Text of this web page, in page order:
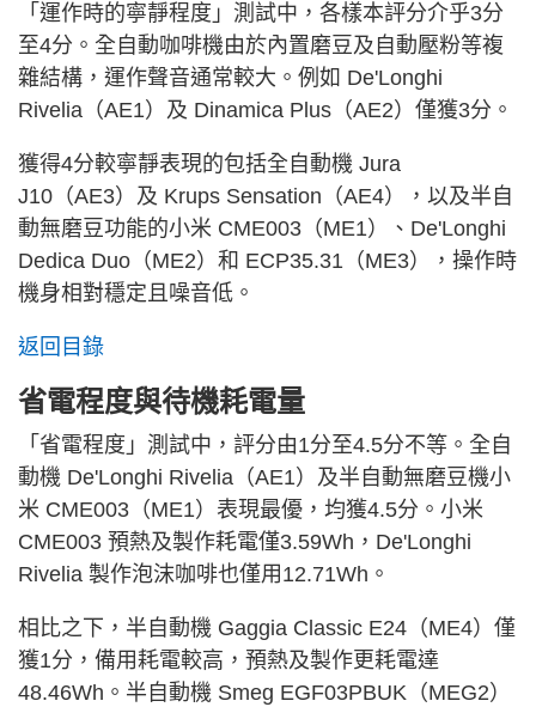
「運作時的寧靜程度」測試中，各樣本評分介乎3分
至4分。全自動咖啡機由於內置磨豆及自動壓粉等複
雜結構，運作聲音通常較大。例如 De'Longhi
Rivelia（AE1）及 Dinamica Plus（AE2）僅獲3分。
獲得4分較寧靜表現的包括全自動機 Jura
J10（AE3）及 Krups Sensation（AE4），以及半自
動無磨豆功能的小米 CME003（ME1）、De'Longhi
Dedica Duo（ME2）和 ECP35.31（ME3），操作時
機身相對穩定且噪音低。
返回目錄
省電程度與待機耗電量
「省電程度」測試中，評分由1分至4.5分不等。全自
動機 De'Longhi Rivelia（AE1）及半自動無磨豆機小
米 CME003（ME1）表現最優，均獲4.5分。小米
CME003 預熱及製作耗電僅3.59Wh，De'Longhi
Rivelia 製作泡沫咖啡也僅用12.71Wh。
相比之下，半自動機 Gaggia Classic E24（ME4）僅
獲1分，備用耗電較高，預熱及製作更耗電達
48.46Wh。半自動機 Smeg EGF03PBUK（MEG2）